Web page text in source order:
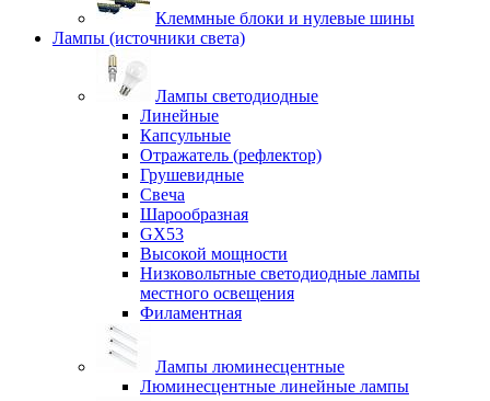
Клеммные блоки и нулевые шины
Лампы (источники света)
Лампы светодиодные
Линейные
Капсульные
Отражатель (рефлектор)
Грушевидные
Свеча
Шарообразная
GX53
Высокой мощности
Низковольтные светодиодные лампы
местного освещения
Филаментная
Лампы люминесцентные
Люминесцентные линейные лампы